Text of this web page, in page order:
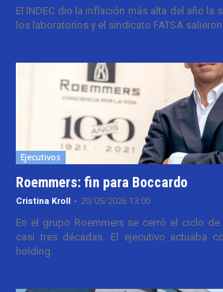
El INDEC dio la inflación más alta del año la
los laboratorios y el sindicato FATSA salieron
Ejecutivos
Roemmers: fin para Boccardo
Cristina Kroll - 20/05/2026 13:00
En el grupo Roemmers se cerró el ciclo
casi tres décadas. El ejecutivo actuaba
holding...